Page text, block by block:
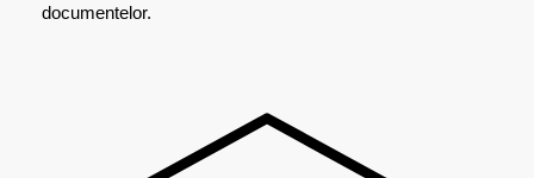
documentelor.